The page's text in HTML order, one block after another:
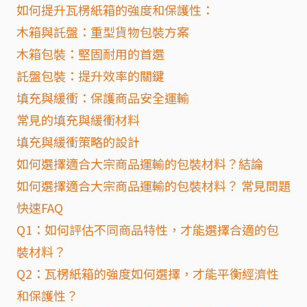
如何提升瓦楞紙箱的強度和保護性：
木箱與託盤：重型貨物包裝方案
木箱包裝：堅固耐用的首選
託盤包裝：提升效率的關鍵
填充與緩衝：保護商品安全運輸
常見的填充與緩衝材料
填充與緩衝策略的設計
如何選擇適合大宗商品運輸的包裝材料？結論
如何選擇適合大宗商品運輸的包裝材料？ 常見問題
快速FAQ
Q1：如何評估不同商品特性，才能選擇合適的包
裝材料？
Q2：瓦楞紙箱的強度如何選擇，才能平衡經濟性
和保護性？